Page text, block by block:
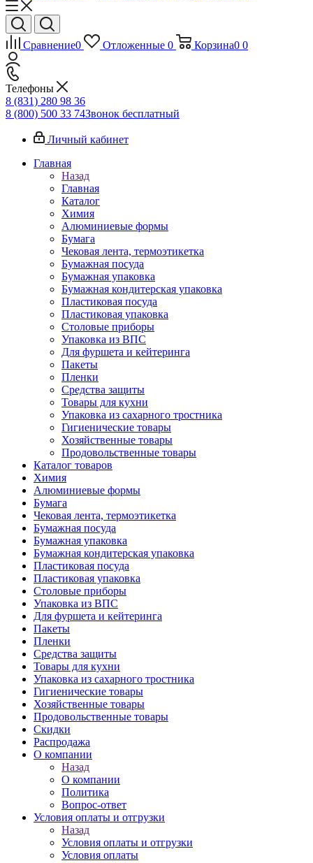
Сравнение0 Отложенные 0 Корзина0 0
Телефоны
8 (831) 280 98 36
8 (800) 500 33 74Звонок бесплатный
Личный кабинет
Главная
Назад
Главная
Каталог
Химия
Алюминиевые формы
Бумага
Чековая лента, термоэтикетка
Бумажная посуда
Бумажная упаковка
Бумажная кондитерская упаковка
Пластиковая посуда
Пластиковая упаковка
Столовые приборы
Упаковка из ВПС
Для фуршета и кейтеринга
Пакеты
Пленки
Средства защиты
Товары для кухни
Упаковка из сахарного тростника
Гигиенические товары
Хозяйственные товары
Продовольственные товары
Каталог товаров
Химия
Алюминиевые формы
Бумага
Чековая лента, термоэтикетка
Бумажная посуда
Бумажная упаковка
Бумажная кондитерская упаковка
Пластиковая посуда
Пластиковая упаковка
Столовые приборы
Упаковка из ВПС
Для фуршета и кейтеринга
Пакеты
Пленки
Средства защиты
Товары для кухни
Упаковка из сахарного тростника
Гигиенические товары
Хозяйственные товары
Продовольственные товары
Скидки
Распродажа
О компании
Назад
О компании
Политика
Вопрос-ответ
Условия оплаты и отгрузки
Назад
Условия оплаты и отгрузки
Условия оплаты